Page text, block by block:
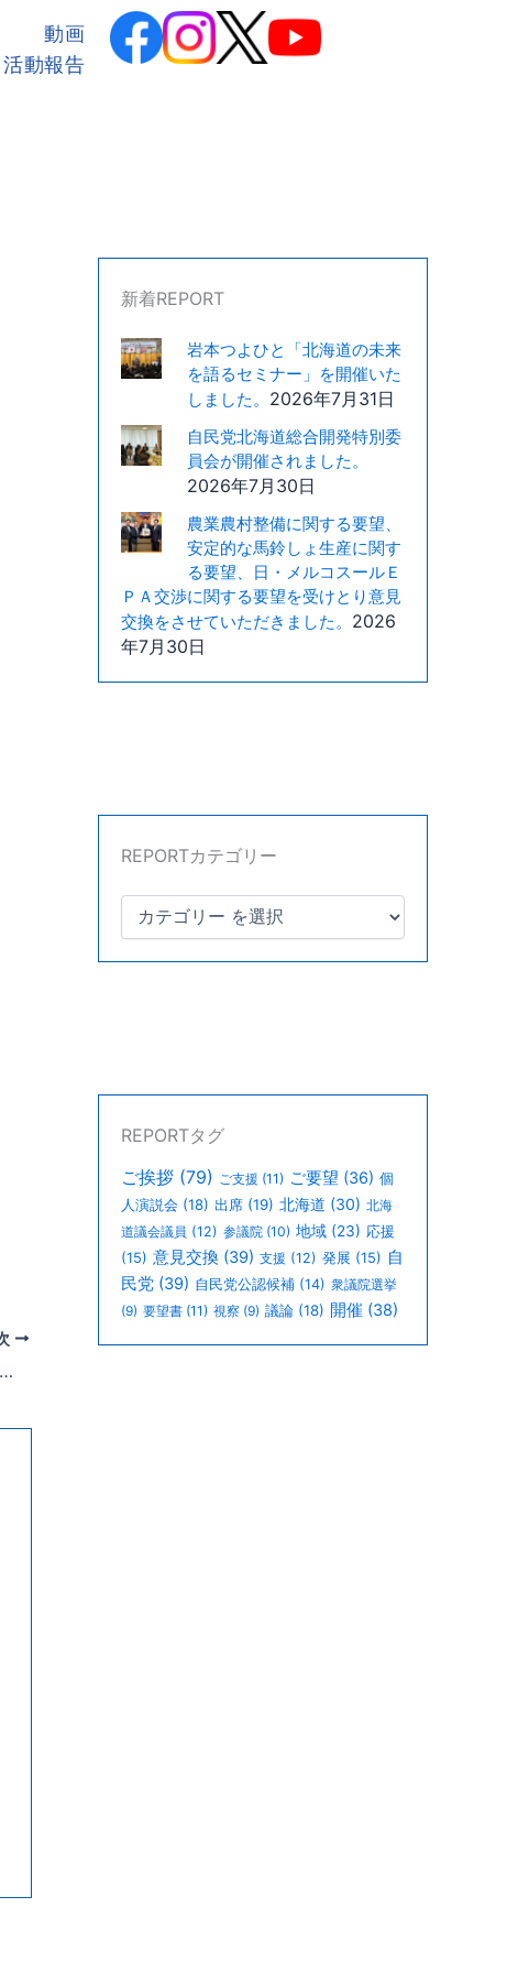
動画
活動報告
総合農林政策調査会・農林部会合同会議が開催され、「畑作物の直接支払交付金（ゲタ対策）・てん菜をめぐる状況について」議論
新着REPORT
岩本つよひと「北海道の未来
を語るセミナー」を開催いた
しました。 2026年7月31日
自民党北海道総合開発特別委
員会が開催されました。
2026年7月30日
農業農村整備に関する要望、
安定的な馬鈴しょ生産に関す
る要望、日・メルコスールＥ
ＰＡ交渉に関する要望を受けとり意見
交換をさせていただきました。 2026
年7月30日
REPORTカテゴリー
カ
テ
ゴ
REPORTタグ
ご挨拶 (79) ご支援 (11) ご要望 (36) 個
人演説会 (18) 出席 (19) 北海道 (30) 北海
道議会議員 (12) 参議院 (10) 地域 (23) 応援
(15) 意見交換 (39) 支援 (12) 発展 (15) 自
民党 (39) 自民党公認候補 (14) 衆議院選挙
(9) 要望書 (11) 視察 (9) 議論 (18) 開催 (38)